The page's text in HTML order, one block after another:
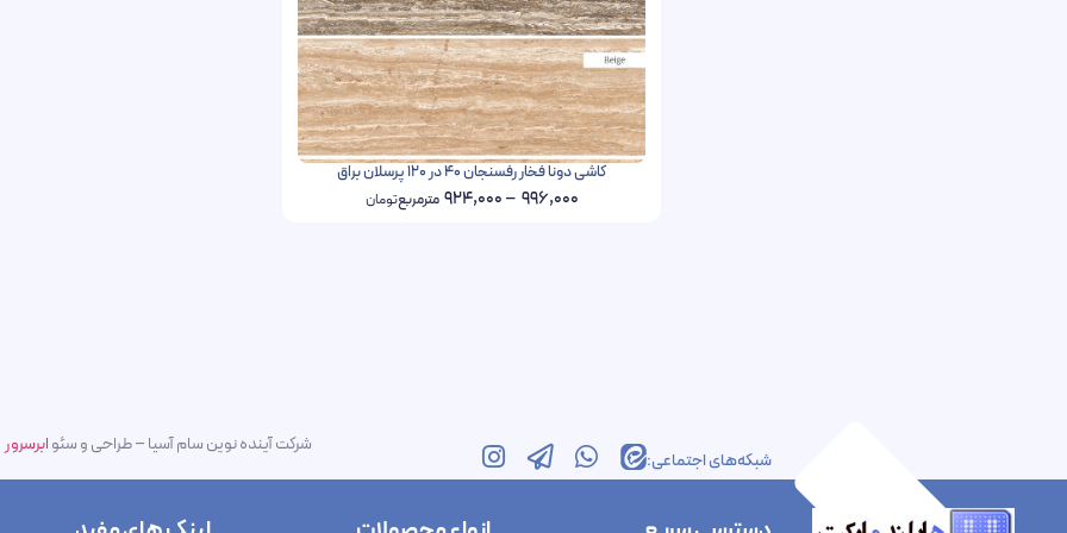
کاشی دونا فخار رفسنجان 40 در 120 پرسلان براق
996,000
–
924,000 مترمربعتومان
شبکه‌های اجتماعی:
شرکت آینده نوین سام آسیا – طراحی و سئوابرسرور